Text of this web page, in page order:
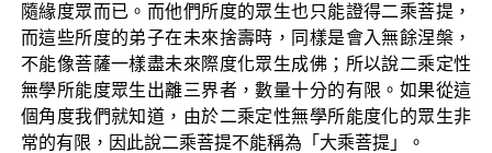
隨緣度眾而已。而他們所度的眾生也只能證得二乘菩提，
而這些所度的弟子在未來捨壽時，同樣是會入無餘涅槃，
不能像菩薩一樣盡未來際度化眾生成佛；所以說二乘定性
無學所能度眾生出離三界者，數量十分的有限。如果從這
個角度我們就知道，由於二乘定性無學所能度化的眾生非
常的有限，因此說二乘菩提不能稱為「大乘菩提」。